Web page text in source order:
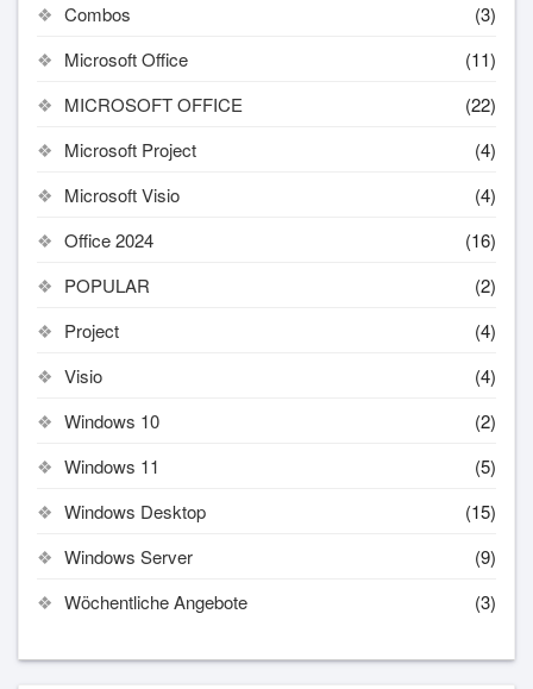
Combos
(3)
Microsoft Office
(11)
MICROSOFT OFFICE
(22)
Microsoft Project
(4)
Microsoft Visio
(4)
Office 2024
(16)
POPULAR
(2)
Project
(4)
Visio
(4)
Windows 10
(2)
Windows 11
(5)
Windows Desktop
(15)
Windows Server
(9)
Wöchentliche Angebote
(3)